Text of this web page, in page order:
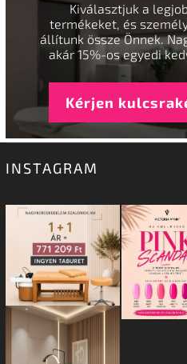
Kiválasztjuk a
termékeket, és
állítunk össze Önnek.
akár 15%-os egyedi
Kérjen
INSTAGRAM